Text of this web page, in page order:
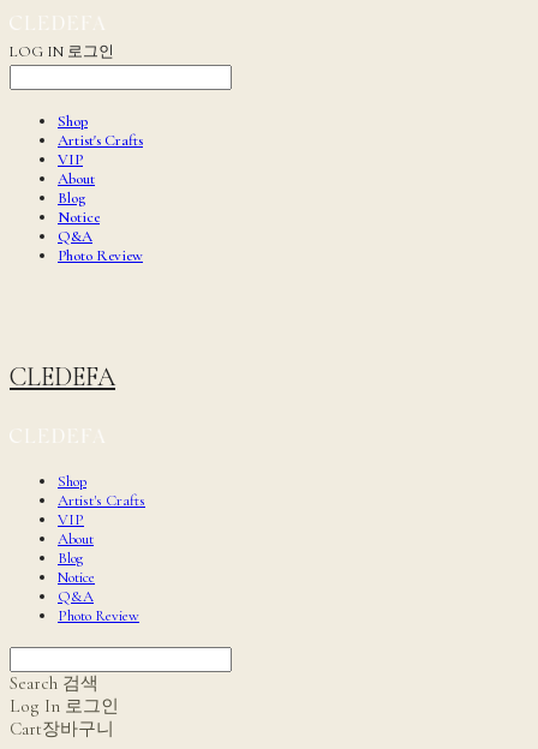
LOG IN 로그인
Shop
Artist's Crafts
VIP
About
Blog
Notice
Q&A
Photo Review
CLEDEFA
Shop
Artist's Crafts
VIP
About
Blog
Notice
Q&A
Photo Review
Search 검색
Log In 로그인
Cart장바구니